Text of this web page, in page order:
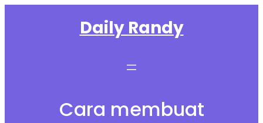
Daily Randy
Cara membuat